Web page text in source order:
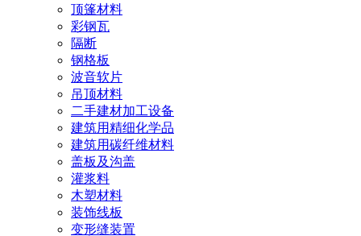
顶篷材料
彩钢瓦
隔断
钢格板
波音软片
吊顶材料
二手建材加工设备
建筑用精细化学品
建筑用碳纤维材料
盖板及沟盖
灌浆料
木塑材料
装饰线板
变形缝装置